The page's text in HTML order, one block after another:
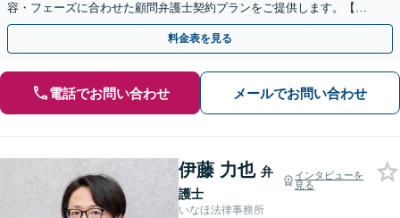
容・フェーズに合わせた顧問弁護士契約プランをご提供します。【顧
問契約／企業法務】
料金表を見る
電話でお問い合わせ メールでお問い合わせ
伊藤 力也 弁
護士
インタビューを
見る
いなほ法律事務所